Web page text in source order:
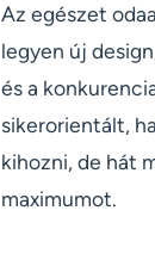
Az egészet
legyen új
és a
sikerorientált,
kihozni, de hát
maximumot.